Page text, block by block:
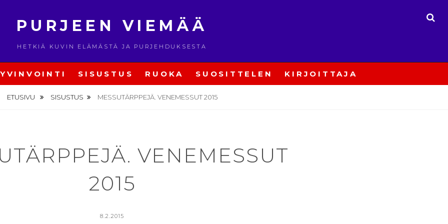
PURJEEN VIEMÄÄ
HETKIÄ KUVIN ELÄMÄSTÄ JA PURJEHDUKSESTA
SISUSTUS RUOKA SUOSITTELEN KIRJOITTAJA
ETUSIVU SISUSTUS MESSUTÄRPPEJÄ. VENEMESSUT 2015
VENEMESSUT
2015
POSTED
8.2.2015